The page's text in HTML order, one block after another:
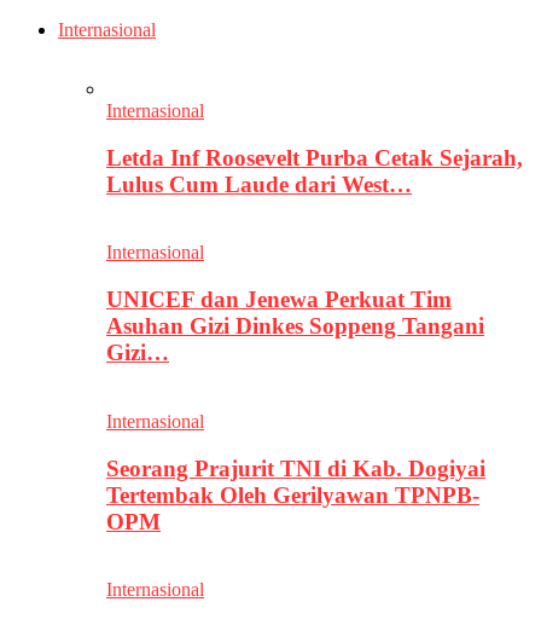
Internasional
Internasional
Letda Inf Roosevelt Purba Cetak Sejarah,
Lulus Cum Laude dari West…
Internasional
UNICEF dan Jenewa Perkuat Tim
Asuhan Gizi Dinkes Soppeng Tangani
Gizi…
Internasional
Seorang Prajurit TNI di Kab. Dogiyai
Tertembak Oleh Gerilyawan TPNPB-
OPM
Internasional